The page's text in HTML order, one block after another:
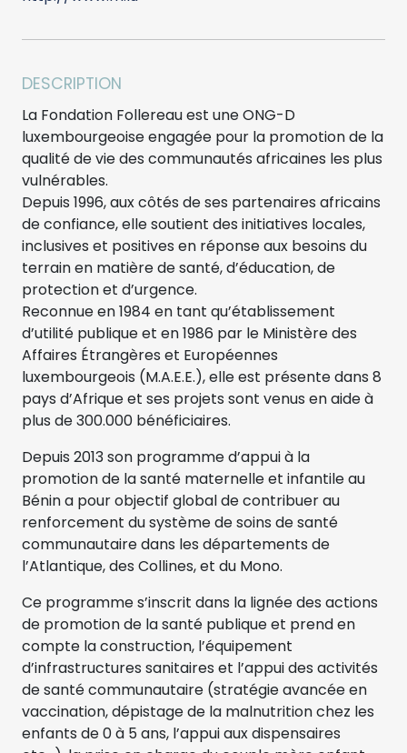
DESCRIPTION
La Fondation Follereau est une ONG-D
luxembourgeoise engagée pour la promotion de la
qualité de vie des communautés africaines les plus
vulnérables.
Depuis 1996, aux côtés de ses partenaires africains
de confiance, elle soutient des initiatives locales,
inclusives et positives en réponse aux besoins du
terrain en matière de santé, d’éducation, de
protection et d’urgence.
Reconnue en 1984 en tant qu’établissement
d’utilité publique et en 1986 par le Ministère des
Affaires Étrangères et Européennes
luxembourgeois (M.A.E.E.), elle est présente dans 8
pays d’Afrique et ses projets sont venus en aide à
plus de 300.000 bénéficiaires.
Depuis 2013 son programme d’appui à la
promotion de la santé maternelle et infantile au
Bénin a pour objectif global de contribuer au
renforcement du système de soins de santé
communautaire dans les départements de
l’Atlantique, des Collines, et du Mono.
Ce programme s’inscrit dans la lignée des actions
de promotion de la santé publique et prend en
compte la construction, l’équipement
d’infrastructures sanitaires et l’appui des activités
de santé communautaire (stratégie avancée en
vaccination, dépistage de la malnutrition chez les
enfants de 0 à 5 ans, l’appui aux dispensaires